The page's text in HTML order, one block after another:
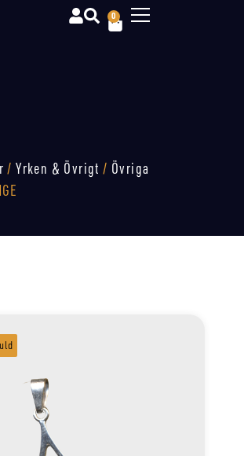
0
/Yrken & Övrigt / Övriga